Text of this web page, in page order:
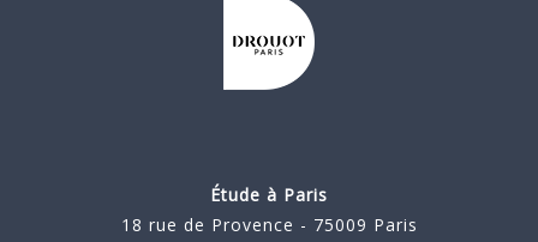
Étude à Paris
18 rue de Provence - 75009 Paris